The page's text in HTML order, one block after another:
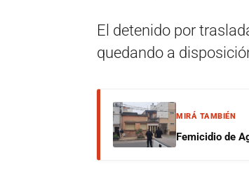
El detenido por
quedando a
MIRÁ TAMBIÉN
Femicidio de